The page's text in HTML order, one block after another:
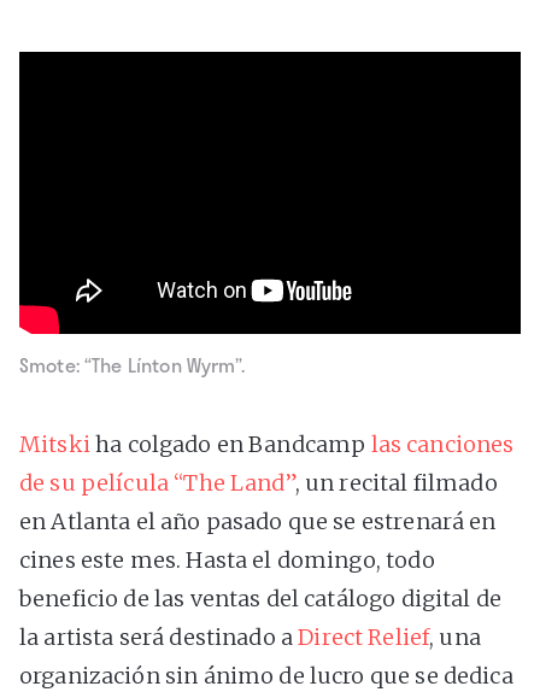
Smote: “The Línton Wyrm”.
Mitskiha colgado en Bandcamp las canciones
de su película “The Land”, un recital filmado
en Atlanta el año pasado que se estrenará en
cines este mes. Hasta el domingo, todo
beneficio de las ventas del catálogo digital de
la artista será destinado aDirect Relief, una
organización sin ánimo de lucro que se dedica